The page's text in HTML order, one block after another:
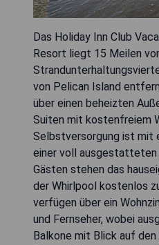
Das Holiday Inn Club
Resort liegt 15 Meilen
von Pelican Island
über einen beheizten
Suiten mit kostenfreiem
Selbstversorgung ist mit
einer voll
Gästen stehen das
der Whirlpool kostenlos
verfügen über ein
und Fernseher, wobei
Balkone mit Blick auf